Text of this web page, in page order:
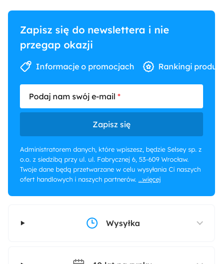
Zapisz się do newslettera i nie
przegap okazji
Informacje o promocjach Rankingi
Podaj nam swój e-mail
Zapisz się
Administratorem danych, które wpiszesz, będzie Selsey sp. z
o.o. z siedzibą przy ul. ul. Fabrycznej 6, 53-609 Wrocław.
Twoje dane będą przetwarzane w celu wysyłania Ci naszych
ofert handlowych i naszych partnerów. ...więcej
Wysyłka